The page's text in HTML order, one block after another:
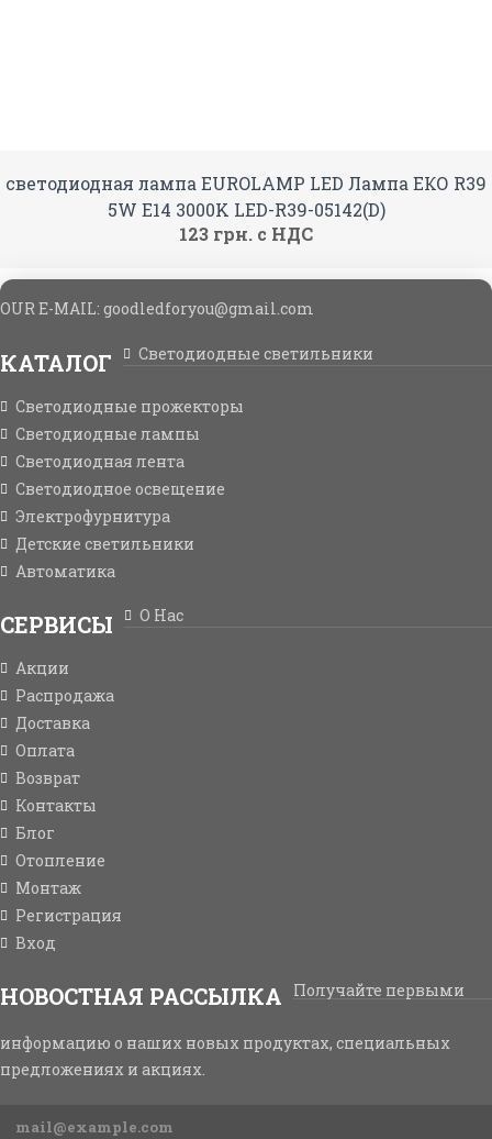
светодиодная лампа EUROLAMP LED Лампа ЕКО R39
5W E14 3000K LED-R39-05142(D)
123 грн. с НДС
OUR E-MAIL: goodledforyou@gmail.cоm
КАТАЛОГ Светодиодные светильники
Светодиодные прожекторы
Светодиодные лампы
Светодиодная лента
Светодиодное освещение
Электрофурнитура
Детские светильники
Автоматика
СЕРВИСЫ О Нас
Акции
Распродажа
Доставка
Оплата
Возврат
Контакты
Блог
Отопление
Монтаж
Регистрация
Вход
НОВОСТНАЯ РАССЫЛКА Получайте первыми
информацию о наших новых продуктах, специальных
предложениях и акциях.